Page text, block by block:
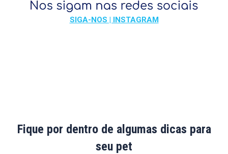
SIGA-NOS | INSTAGRAM
Fique por dentro de algumas dicas para
seu pet